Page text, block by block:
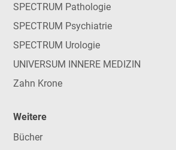
SPECTRUM Pathologie
SPECTRUM Psychiatrie
SPECTRUM Urologie
UNIVERSUM INNERE MEDIZIN
Zahn Krone
Weitere
Bücher